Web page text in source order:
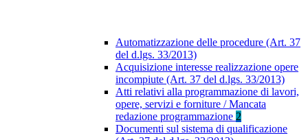
Automatizzazione delle procedure (Art. 37
del d.lgs. 33/2013)
Acquisizione interesse realizzazione opere
incompiute (Art. 37 del d.lgs. 33/2013)
Atti relativi alla programmazione di lavori,
opere, servizi e forniture / Mancata
redazione programmazione 2
Documenti sul sistema di qualificazione